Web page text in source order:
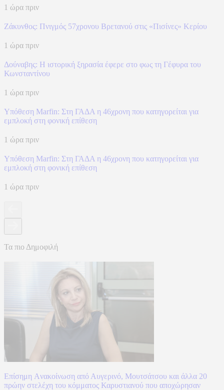
1 ώρα πριν
Ζάκυνθος: Πνιγμός 57χρονου Βρετανού στις «Πισίνες» Κερίου
1 ώρα πριν
Δούναβης: Η ιστορική ξηρασία έφερε στο φως τη Γέφυρα του
Κωνσταντίνου
1 ώρα πριν
Υπόθεση Marfin: Στη ΓΑΔΑ η 46χρονη που κατηγορείται για
εμπλοκή στη φονική επίθεση
1 ώρα πριν
Υπόθεση Marfin: Στη ΓΑΔΑ η 46χρονη που κατηγορείται για
εμπλοκή στη φονική επίθεση
1 ώρα πριν
Τα πιο Δημοφιλή
Επίσημη Aνακοίνωση από Αυγερινό, Μουτσάτσου και άλλα 20
πρώην στελέχη του κόμματος Καρυστιανού που αποχώρησαν